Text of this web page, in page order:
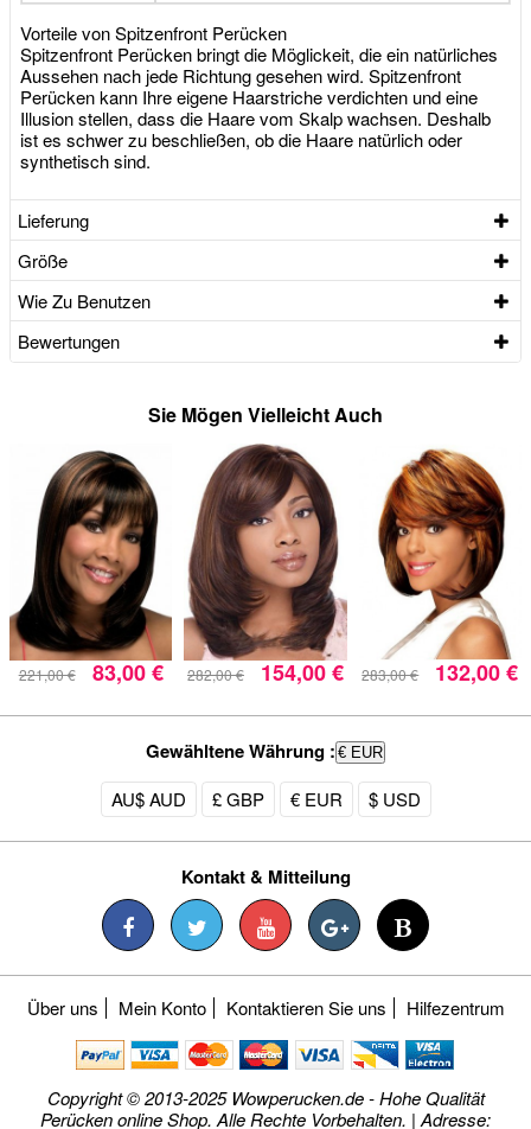
Vorteile von Spitzenfront Perücken
Spitzenfront Perücken bringt die Möglickeit, die ein natürliches
Aussehen nach jede Richtung gesehen wird. Spitzenfront
Perücken kann Ihre eigene Haarstriche verdichten und eine
Illusion stellen, dass die Haare vom Skalp wachsen. Deshalb
ist es schwer zu beschließen, ob die Haare natürlich oder
synthetisch sind.
Lieferung
Größe
Wie Zu Benutzen
Bewertungen
Sie Mögen Vielleicht Auch
221,00 € 83,00 € 282,00 € 154,00 € 283,00 € 132,00 €
Gewähltene Währung : € EUR
AU$ AUD £ GBP € EUR $ USD
Kontakt & Mitteilung
Über uns Mein Konto Kontaktieren Sie uns Hilfezentrum
Copyright © 2013-2025 Wowperucken.de - Hohe Qualität
Perücken online Shop. Alle Rechte Vorbehalten. | Adresse: